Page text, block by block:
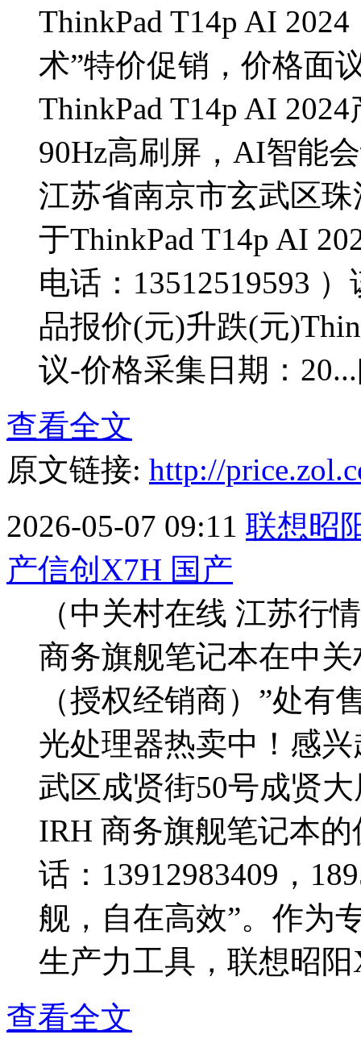
ThinkPad T14p AI
术”特价促销，价格面
ThinkPad T14p AI
90Hz高刷屏，AI智能
江苏省南京市玄武区
于ThinkPad T14p AI
电话：13512519593
品报价(元)升跌(元
议-价格采集日期：
查看全文
原文链接: http://
2026-05-07 09:11 联想昭
产信创X7H 国产
（中关村在线 江苏行
商务旗舰笔记本在中
（授权经销商）”处有
光处理器热卖中！感
武区成贤街50号成贤
IRH 商务旗舰笔记本
话：13912983409，
舰，自在高效”。作为
生产力工具，联想昭
查看全文